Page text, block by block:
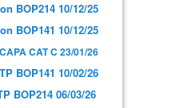
BOP214 10/12/25
BOP141 10/12/25
CAPA CAT C 23/01/26
BOP141 10/02/26
BOP214 06/03/26